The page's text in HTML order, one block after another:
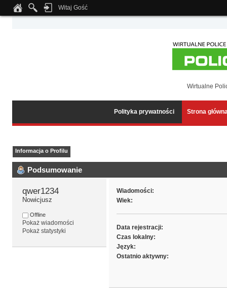
Notice: Undefined index: tapatalk_body_hook in
Witaj Gość
Wirtualne
Polityka prywatności Strona
Informacja o Profilu
Podsumowanie
qwer1234
Nowicjusz
Offline
Pokaż wiadomości
Pokaż statystyki
Wiadomości:
Wiek:
Data rejestracji:
Czas lokalny:
Język:
Ostatnio aktywny: